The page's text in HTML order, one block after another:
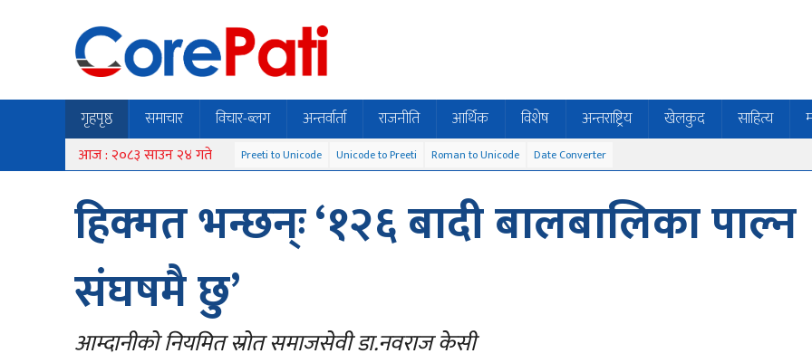
गृहपृष्ठ समाचार विचार-ब्लग अन्तर्वार्ता राजनीति आर्थिक विशेष अन्तराष्ट्रिय खेलकुद साहित्य
आज : २०८३ साउन २४ गते Preeti to Unicode Unicode to Preeti Roman to Unicode Date Converter
हिक्मत भन्छन्ः ‘१२६ बादी बालबालिका पाल्न
संघषमै छु’
आम्दानीको नियमित स्रोत समाजसेवी डा.नवराज केसी